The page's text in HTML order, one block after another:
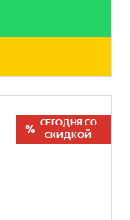
СЕГОДНЯ СО
СКИДКОЙ